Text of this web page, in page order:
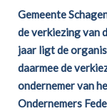
Gemeente
de verkiezing van
jaar ligt de
daarmee de
ondernemer van
Ondernemers